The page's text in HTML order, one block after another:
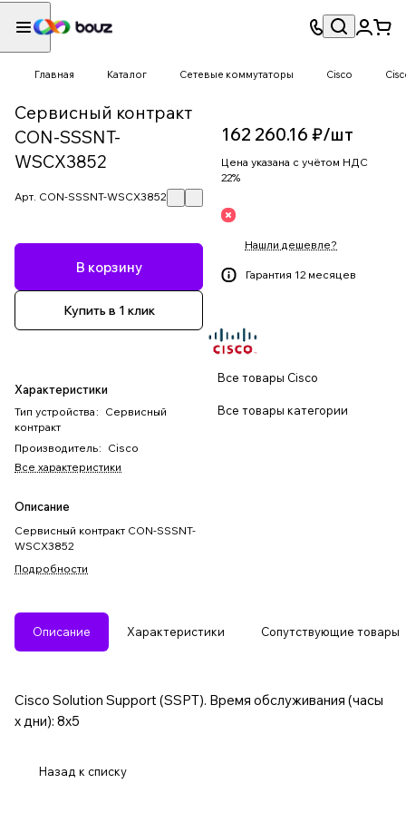
Главная Каталог Сетевые коммутаторы Cisco
Сервисный контракт
CON-SSSNT-
WSCX3852
Арт. CON-SSSNT-WSCX3852
В корзину
Купить в 1 клик
Характеристики
Тип устройства : Сервисный
контракт
Производитель: Cisco
Все характеристики
Описание
Сервисный контракт CON-SSSNT-
WSCX3852
Подробности
162 260.16 ₽/шт
Цена указана с учётом НДС
22%
Нашли дешевле?
Гарантия 12 месяцев
Все товары Cisco
Все товары категории
Описание Характеристики Сопутствующие товары
Cisco Solution Support (SSPT). Время обслуживания (часы
x дни): 8x5
Назад к списку